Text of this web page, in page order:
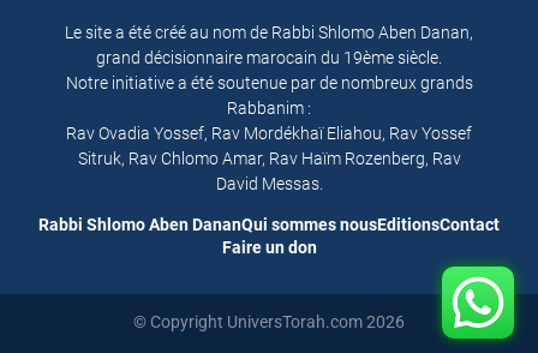
Le site a été créé au nom de Rabbi Shlomo Aben Danan,
grand décisionnaire marocain du 19ème siècle.
Notre initiative a été soutenue par de nombreux grands
Rabbanim :
Rav Ovadia Yossef, Rav Mordékhaï Eliahou, Rav Yossef
Sitruk, Rav Chlomo Amar, Rav Haïm Rozenberg, Rav
David Messas.
Rabbi Shlomo Aben DananQui sommes nousEditionsContact
Faire un don
© Copyright UniversTorah.com 2026